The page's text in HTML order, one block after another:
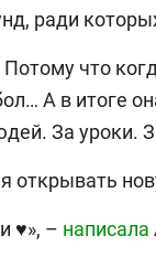
ради
Потому что
А в итоге
За уроки.
открывать
♥️», – написала